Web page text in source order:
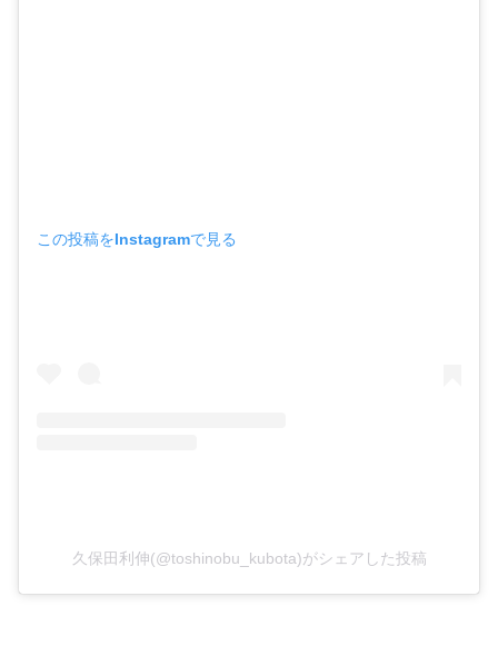
この投稿をInstagramで見る
久保田利伸(@toshinobu_kubota)がシェアした投稿